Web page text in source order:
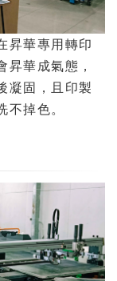
昇華專用轉印
昇華成氣態，
凝固，且印製
不掉色。